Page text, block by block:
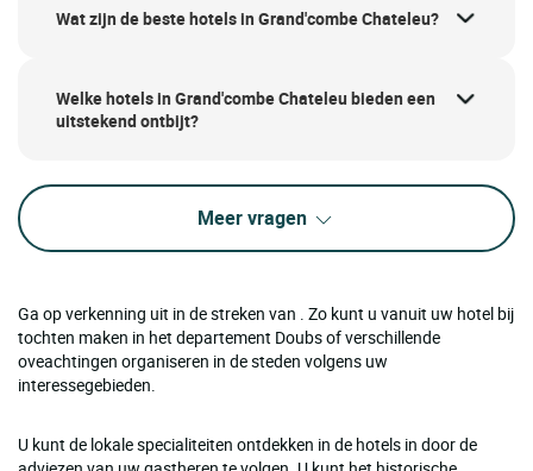
Wat zijn de beste hotels in Grand'combe Chateleu?
Welke hotels in Grand'combe Chateleu bieden een
uitstekend ontbijt?
Meer vragen
Ga op verkenning uit in de streken van . Zo kunt u vanuit uw hotel bij
tochten maken in het departement Doubs of verschillende
oveachtingen organiseren in de steden volgens uw
interessegebieden.
U kunt de lokale specialiteiten ontdekken in de hotels in door de